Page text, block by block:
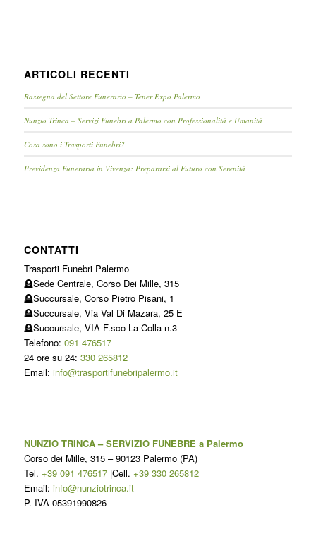
ARTICOLI RECENTI
Rassegna del Settore Funerario – Tener Expo Palermo
Nunzio Trinca – Servizi Funebri a Palermo con Professionalità e Umanità
Cosa sono i Trasporti Funebri?
Previdenza Funeraria in Vivenza: Prepararsi al Futuro con Serenità
CONTATTI
Trasporti Funebri Palermo
🪦Sede Centrale, Corso Dei Mille, 315
🪦Succursale, Corso Pietro Pisani, 1
🪦Succursale, Via Val Di Mazara, 25 E
🪦Succursale, VIA F.sco La Colla n.3
Telefono: 091 476517
24 ore su 24: 330 265812
Email: info@trasportifunebripalermo.it
NUNZIO TRINCA – SERVIZIO FUNEBRE a Palermo
Corso dei Mille, 315–90123 Palermo(PA)
Tel. +39 091 476517|Cell. +39 330 265812
Email: info@nunziotrinca.it
P. IVA 05391990826